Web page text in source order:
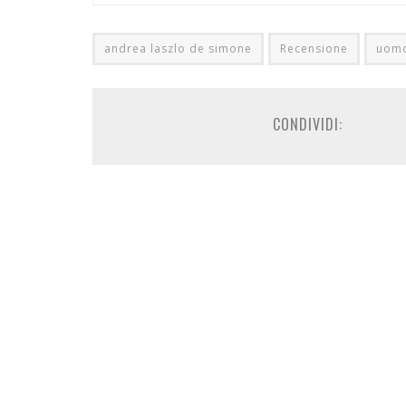
andrea laszlo de simone Recensione
CONDIVIDI: